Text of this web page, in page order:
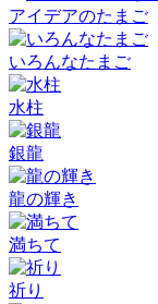
アイデアのたまご
いろんなたまご
水柱
銀龍
龍の輝き
満ちて
祈り